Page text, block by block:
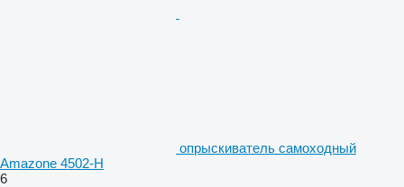
опрыскиватель самоходный
Amazone 4502-H
6